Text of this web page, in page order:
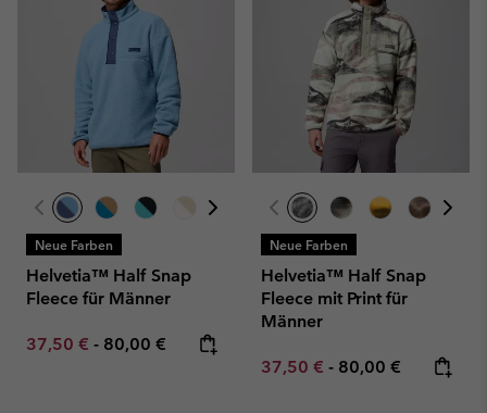
Neue Farben
Helvetia™ Half Snap
Fleece für Männer
Minimum sale price:
37,50 € - Maximum price:
80,00 €
Neue Farben
Helvetia™ Half Snap
Fleece mit Print für
Männer
Minimum sale price:
37,50 € - Maximum price:
80,00 €